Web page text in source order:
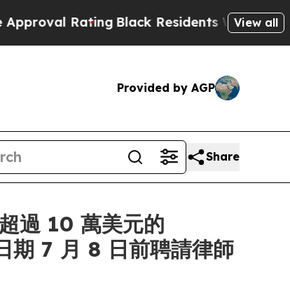
Rating Black Residents Warned ofView all
Provided by AGP
Share
過 10 萬美元的
7 月 8 日前聘請律師